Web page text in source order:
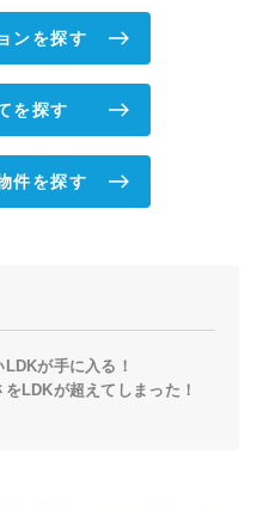
ンを探す
を探す
件を探す
が手に入る！
LDKが超えてしまった！